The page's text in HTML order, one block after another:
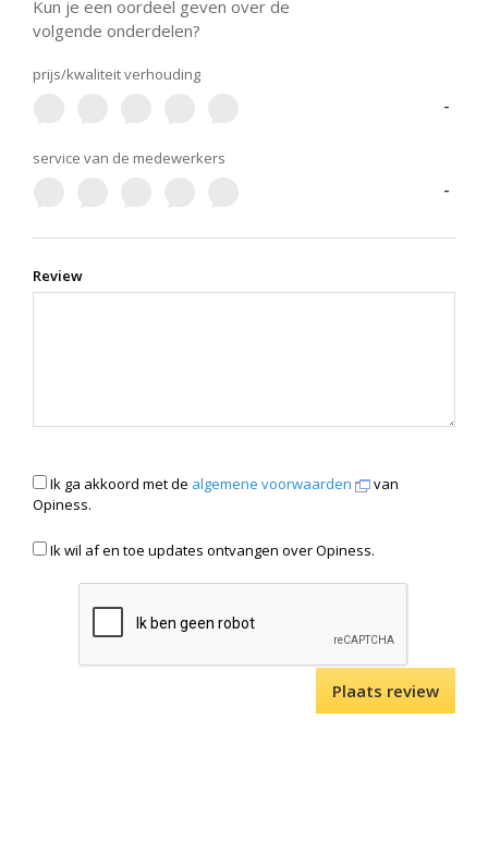
Kun je een oordeel geven over de
volgende onderdelen?
prijs/kwaliteit verhouding
-
service van de medewerkers
-
Review
Ik ga akkoord met de algemene voorwaarden
van
Opiness.
Ik wil af en toe updates ontvangen over Opiness.